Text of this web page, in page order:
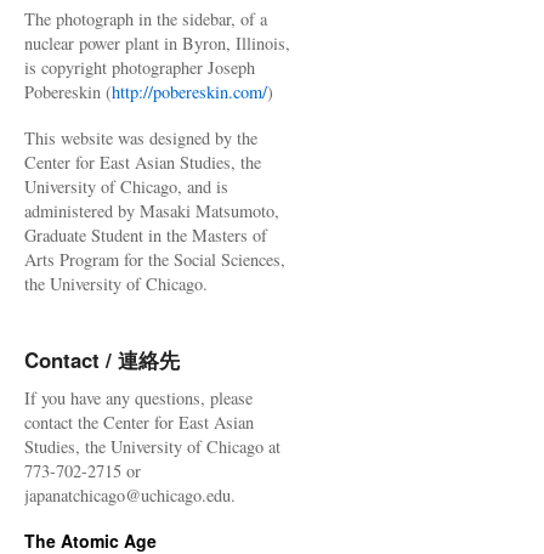
The photograph in the sidebar, of a
nuclear power plant in Byron, Illinois,
is copyright photographer Joseph
Pobereskin (http://pobereskin.com/)
This website was designed by the
Center for East Asian Studies, the
University of Chicago, and is
administered by Masaki Matsumoto,
Graduate Student in the Masters of
Arts Program for the Social Sciences,
the University of Chicago.
Contact / 連絡先
If you have any questions, please
contact the Center for East Asian
Studies, the University of Chicago at
773-702-2715 or
japanatchicago@uchicago.edu.
The Atomic Age